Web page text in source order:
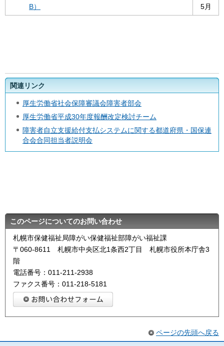
B）
5月
関連リンク
厚生労働省社会保障審議会障害者部会
厚生労働省平成30年度報酬改定検討チーム
障害者自立支援給付支払システムに関する都道府県・国保連
合会合同担当者説明会
このページについてのお問い合わせ
札幌市保健福祉局障がい保健福祉部障がい福祉課
〒060-8611 札幌市中央区北1条西2丁目 札幌市役所本庁舎3
階
電話番号：011-211-2938
ファクス番号：011-218-5181
ページの先頭へ戻る